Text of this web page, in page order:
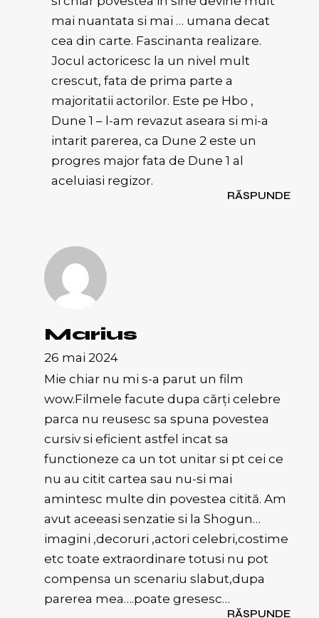
mai nuantata si mai … umana decat
cea din carte. Fascinanta realizare.
Jocul actoricesc la un nivel mult
crescut, fata de prima parte a
majoritatii actorilor. Este pe Hbo ,
Dune 1 – l-am revazut aseara si mi-a
intarit parerea, ca Dune 2 este un
progres major fata de Dune 1 al
aceluiasi regizor.
RĂSPUNDE
Marius
26 mai 2024
Mie chiar nu mi s-a parut un film
wow.Filmele facute dupa cărți celebre
parca nu reusesc sa spuna povestea
cursiv si eficient astfel incat sa
functioneze ca un tot unitar si pt cei ce
nu au citit cartea sau nu-si mai
amintesc multe din povestea citită. Am
avut aceeasi senzatie si la Shogun…
imagini ,decoruri ,actori celebri,costime
etc toate extraordinare totusi nu pot
compensa un scenariu slabut,dupa
parerea mea….poate gresesc…
RĂSPUNDE